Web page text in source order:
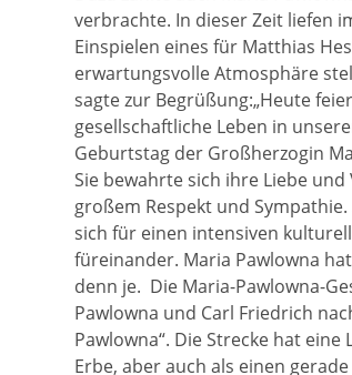
verbrachte. In dieser Zeit liefen
Einspielen eines für Matthias
erwartungsvolle Atmosphäre
sagte zur Begrüßung:„Heute
gesellschaftliche Leben in
Geburtstag der Großherzogin
Sie bewahrte sich ihre Liebe
großem Respekt und
sich für einen intensiven
füreinander. Maria Pawlowna
denn je. Die Maria-Pawlowna-
Pawlowna und Carl Friedrich
Pawlowna“. Die Strecke hat
Erbe, aber auch als einen